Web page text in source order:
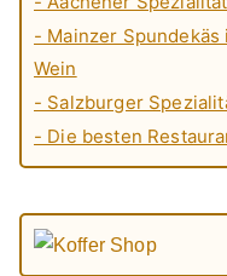
- Mainzer Spundekäs
Wein
- Salzburger
- Die besten